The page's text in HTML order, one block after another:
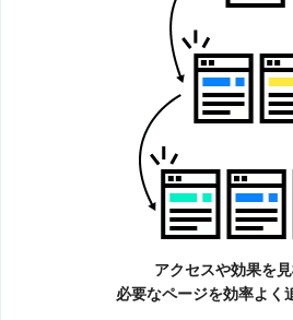
アクセスや効果を
必要なページを効率よく